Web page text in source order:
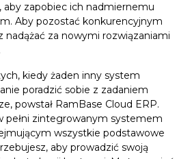
zapobiec ich nadmiernemu
Aby pozostać konkurencyjnym
nadążać za nowymi rozwiązaniami
kiedy żaden inny system
poradzić sobie z zadaniem
powstał RamBase Cloud ERP.
pełni zintegrowanym systemem
wszystkie podstawowe
aby prowadzić swoją